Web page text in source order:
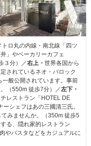
ロ丸の内線・南北線「四ツ
」やベーカリーカフェ
３分）／右上・ 世界各国から
されているネオ・バロック
般公開されています。事前
（550m 徒歩7分）／左下・
レストラン「HOTEL DE
シェフはあの三國清三氏。
てみませんか。（350m 徒歩5
る、隠れ家的レストラン
やパスタなどをカジュアルに